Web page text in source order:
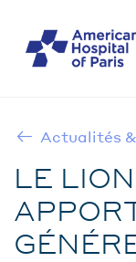
main
MENU
MOBILE
Actualités
LE